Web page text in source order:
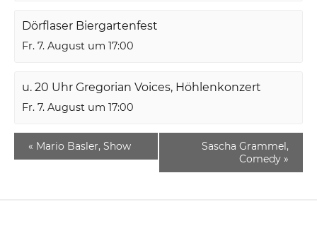
Dörflaser Biergartenfest
Fr. 7. August um 17:00
u. 20 Uhr Gregorian Voices, Höhlenkonzert
Fr. 7. August um 17:00
« Mario Basler, Show
Sascha Grammel,
Comedy »